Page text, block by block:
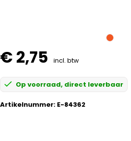
€ 2,75 incl. btw
Op voorraad, direct leverbaar
Artikelnummer: E-84362